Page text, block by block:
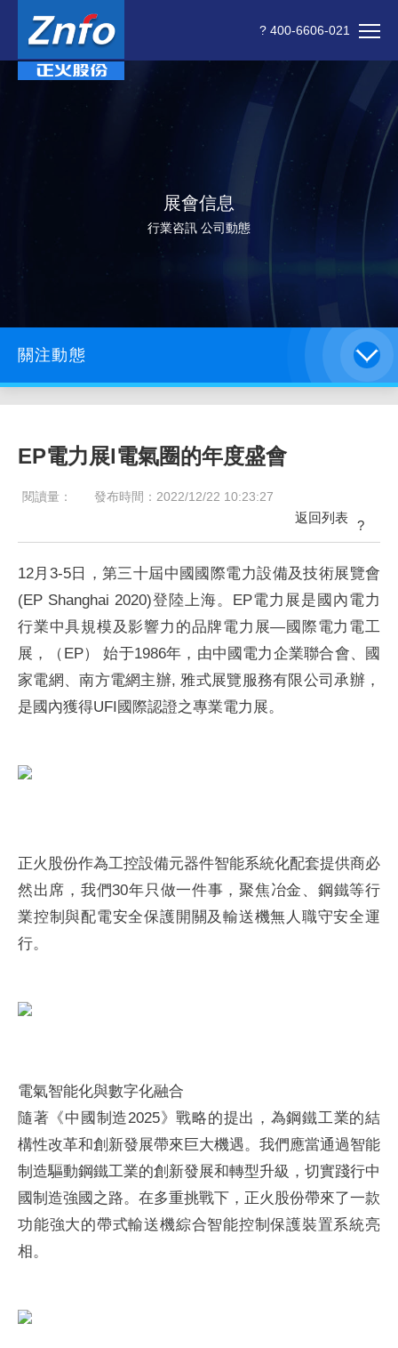
? 400-6606-021
展會信息
行業咨訊 公司動態
關注動態
EP電力展l電氣圈的年度盛會
閱讀量： 發布時間：2022/12/22 10:23:27
?
返回列表
12月3-5日，第三十屆中國國際電力設備及技術展覽會
(EP Shanghai 2020)登陸上海。EP電力展是國內電力
行業中具規模及影響力的品牌電力展—國際電力電工
展，（EP） 始于1986年，由中國電力企業聯合會、國
家電網、南方電網主辦, 雅式展覽服務有限公司承辦，
是國內獲得UFI國際認證之專業電力展。
正火股份作為工控設備元器件智能系統化配套提供商必
然出席，我們30年只做一件事，聚焦冶金、鋼鐵等行
業控制與配電安全保護開關及輸送機無人職守安全運
行。
電氣智能化與數字化融合
隨著《中國制造2025》戰略的提出，為鋼鐵工業的結
構性改革和創新發展帶來巨大機遇。我們應當通過智能
制造驅動鋼鐵工業的創新發展和轉型升級，切實踐行中
國制造強國之路。在多重挑戰下，正火股份帶來了一款
功能強大的帶式輸送機綜合智能控制保護裝置系統亮
相。